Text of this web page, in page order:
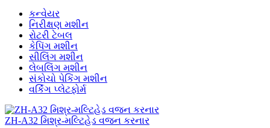
કન્વેયર
નિરીક્ષણ મશીન
રોટરી ટેબલ
કેપિંગ મશીન
સીલિંગ મશીન
લેબલિંગ મશીન
સંકોચો પેકિંગ મશીન
વર્કિંગ પ્લેટફોર્મ
ZH-A32 મિશ્ર-મલ્ટિહેડ વજન કરનાર